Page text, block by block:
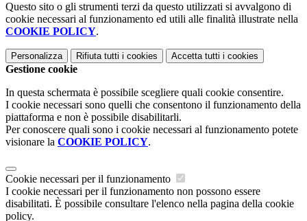
Questo sito o gli strumenti terzi da questo utilizzati si avvalgono di
cookie necessari al funzionamento ed utili alle finalità illustrate nella
COOKIE POLICY.
Personalizza Rifiuta tutti i cookies Accetta tutti i cookies
Gestione cookie
In questa schermata è possibile scegliere quali cookie consentire.
I cookie necessari sono quelli che consentono il funzionamento della
piattaforma e non è possibile disabilitarli.
Per conoscere quali sono i cookie necessari al funzionamento potete
visionare la COOKIE POLICY.
Cookie necessari per il funzionamento
I cookie necessari per il funzionamento non possono essere
disabilitati. È possibile consultare l'elenco nella pagina della cookie
policy.